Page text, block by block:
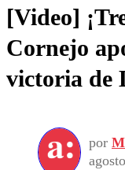
[Video]
Cornejo
victoria de
por